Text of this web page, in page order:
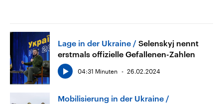
Lage in der Ukraine
Selenskyj nennt
erstmals offizielle Gefallenen-Zahlen
04:31 Minuten 26.02.2024
Mobilisierung in der Ukraine